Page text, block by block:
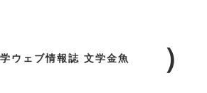
ウェブ情報誌 文学金魚